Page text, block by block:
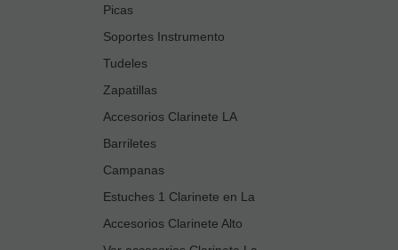
Picas
Soportes Instrumento
Tudeles
Zapatillas
Accesorios Clarinete LA
Barriletes
Campanas
Estuches 1 Clarinete en La
Accesorios Clarinete Alto